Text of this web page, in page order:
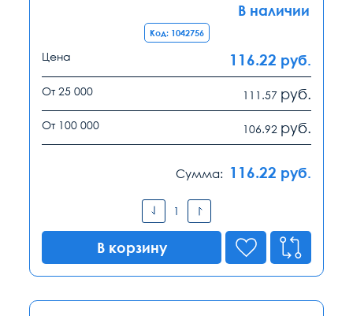
В наличии
Код: 1042756
Цена 116.22 руб.
От 25 000 111.57 руб.
От 100 000 106.92 руб.
Сумма: 116.22 руб.
В корзину